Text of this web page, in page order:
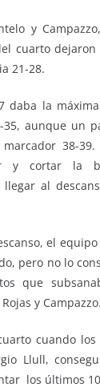
y
cuarto
21-28.
daba la
35, aunque un
38-
y cortar la
llegar al
el
pero no lo
que
y Campazzo.
cuando
Llull,
los últimos